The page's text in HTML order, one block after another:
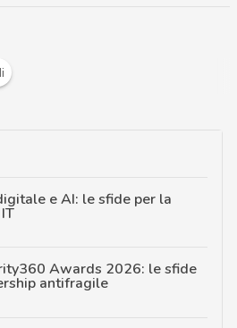
e AI: le sfide per la
Awards 2026: le sfide
antifragile